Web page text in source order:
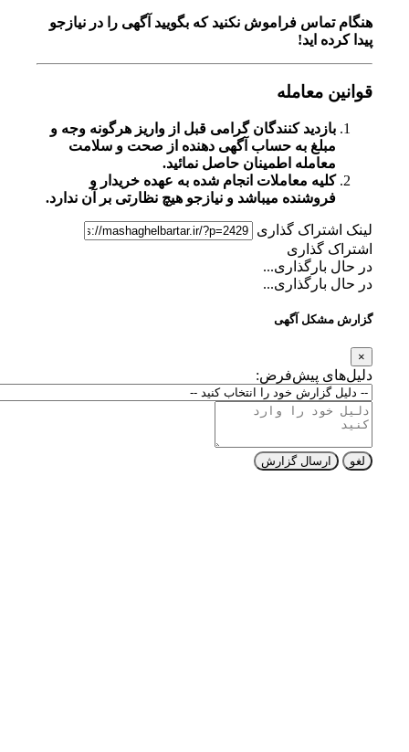
هنگام تماس فراموش نکنید که بگویید آگهی را در نیازجو
پیدا کرده اید!
قوانین معامله
بازدید کنندگان گرامی قبل از واریز هرگونه وجه و
مبلغ به حساب آگهی دهنده از صحت و سلامت
معامله اطمینان حاصل نمائید.
کلیه معاملات انجام شده به عهده خریدار و
فروشنده میباشد و نیازجو هیچ نظارتی بر آن ندارد.
لینک اشتراک گذاری
اشتراک گذاری
در حال بارگذاری...
در حال بارگذاری...
گزارش مشکل آگهی
دلیل‌های پیش‌فرض:
ارسال گزارش